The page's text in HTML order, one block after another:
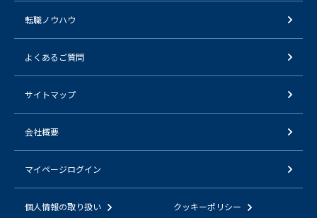
転職ノウハウ
よくあるご質問
サイトマップ
会社概要
マイページログイン
個人情報の取り扱い クッキーポリシー